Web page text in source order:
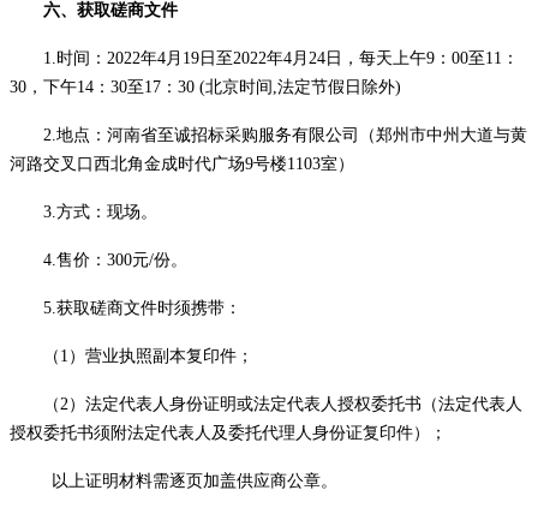
六、获取磋商文件
1.时间： 2022年4月 19 日至2022年4月 24 日 ，每天上午9：00至11：
30，下午14：30至17：30 (北京时间,法定节假日除外)
2.地点：河南省至诚招标采购服务有限公司（郑州市中州大道与黄
河路交叉口西北角金成时代广场9号楼1103室）
3.方式：现场。
4.售价： 300元/份。
5.获取磋商文件时须携带：
（ 1）营业执照副本复印件；
（2）法定代表人身份证明或法定代表人授权委托书（法定代表人
授权委托书须附法定代表人及委托代理人身份证复印件）；
以上证明材料需逐页加盖供应商公章。